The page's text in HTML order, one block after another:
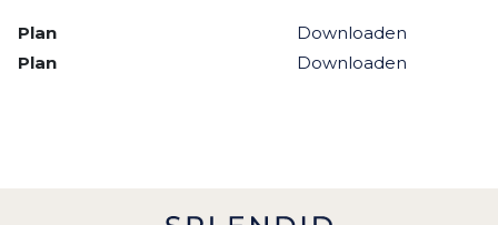
Plan
Downloaden
Plan
Downloaden